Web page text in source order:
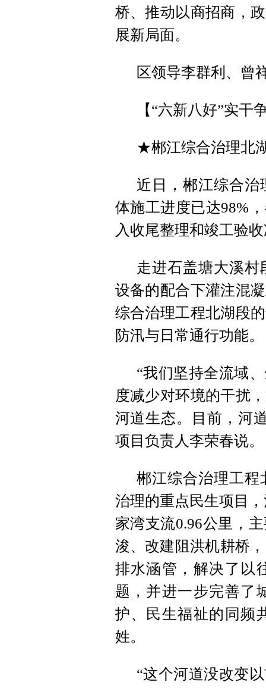
桥、推动以商招商，
展新局面。
区领导李群利、曾
【“六新八好”实干
★郴江综合治理北
近日，郴江综合治
体施工进度已达98%
入收尾整理和竣工验
走进石盖塘大溪
设备的配合下灌注混
综合治理工程北湖段
防汛与日常通行功能。
“我们坚持全流域
度减少对环境的干扰
河道生态。目前，河
项目负责人李荣春说。
郴江综合治理工程
治理的重点民生项目
家湾支流0.96公里，
浚、改建阻洪机耕桥
排水涵管，解决了以
题，并进一步完善了
护、民生福祉的同频
姓。
“这个河道没改变